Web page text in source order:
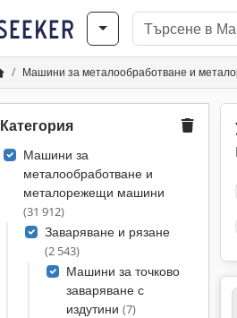
Машини за металообработване и
Категория
Машини за
металообработване и
металорежещи машини
(31 912)
Заваряване и рязане
(2 543)
Машини за точково
заваряване с
издутини (7)